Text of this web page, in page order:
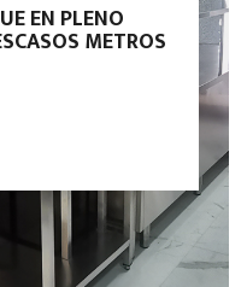
EN PLENO
METROS